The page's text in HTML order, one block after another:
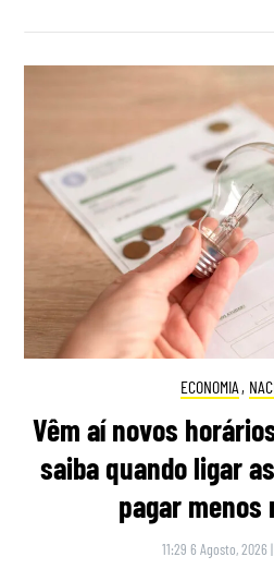
ECONOMIA ,
Vêm aí novos
saiba quando ligar
pagar menos
11:29 6 Agosto, 2026 |